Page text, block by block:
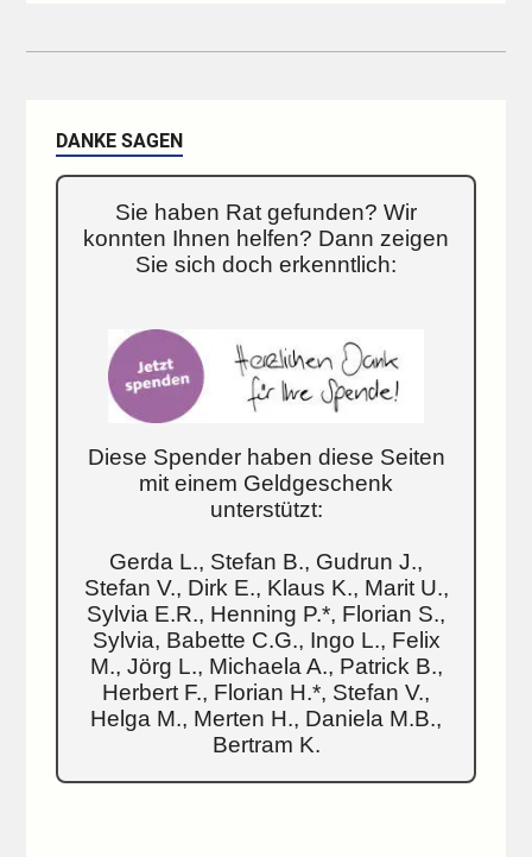
DANKE SAGEN
Sie haben Rat gefunden? Wir
konnten Ihnen helfen? Dann zeigen
Sie sich doch erkenntlich:
Diese Spender haben diese Seiten
mit einem Geldgeschenk
unterstützt:
Gerda L., Stefan B., Gudrun J.,
Stefan V., Dirk E., Klaus K., Marit U.,
Sylvia E.R., Henning P.*, Florian S.,
Sylvia, Babette C.G., Ingo L., Felix
M., Jörg L., Michaela A., Patrick B.,
Herbert F., Florian H.*, Stefan V.,
Helga M., Merten H., Daniela M.B.,
Bertram K.